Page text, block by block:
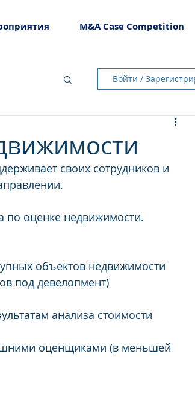
M&A Case Competition
Войти /
своих сотрудников и
по оценке недвижимости.
объектов недвижимости
под девелопмент)
анализа стоимости
оценщиками (в меньшей